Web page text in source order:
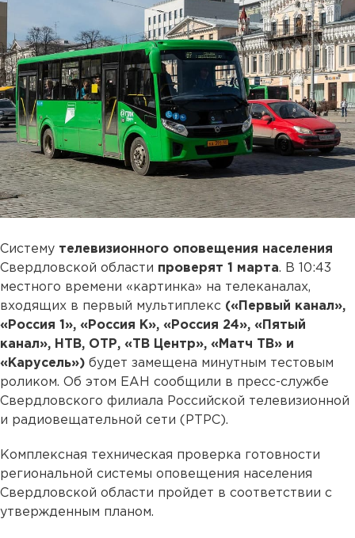
Систему телевизионного оповещения населения
Свердловской области проверят 1 марта. В 10:43
местного времени «картинка» на телеканалах,
входящих в первый мультиплекс («Первый канал»,
«Россия 1», «Россия К», «Россия 24», «Пятый
канал», НТВ, ОТР, «ТВ Центр», «Матч ТВ» и
«Карусель») будет замещена минутным тестовым
роликом. Об этом ЕАН сообщили в пресс-службе
Свердловского филиала Российской телевизионной
и радиовещательной сети (РТРС).
Комплексная техническая проверка готовности
региональной системы оповещения населения
Свердловской области пройдет в соответствии с
утвержденным планом.